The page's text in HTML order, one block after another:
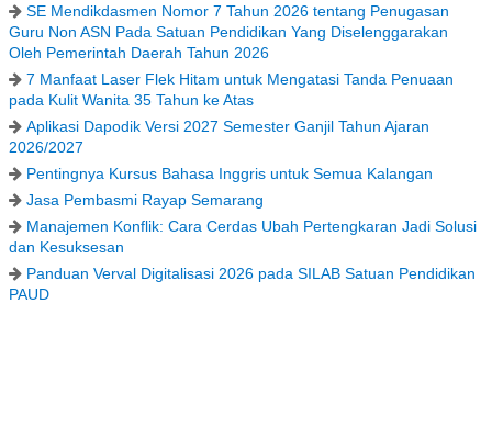
SE Mendikdasmen Nomor 7 Tahun 2026 tentang Penugasan
Guru Non ASN Pada Satuan Pendidikan Yang Diselenggarakan
Oleh Pemerintah Daerah Tahun 2026
7 Manfaat Laser Flek Hitam untuk Mengatasi Tanda Penuaan
pada Kulit Wanita 35 Tahun ke Atas
Aplikasi Dapodik Versi 2027 Semester Ganjil Tahun Ajaran
2026/2027
Pentingnya Kursus Bahasa Inggris untuk Semua Kalangan
Jasa Pembasmi Rayap Semarang
Manajemen Konflik: Cara Cerdas Ubah Pertengkaran Jadi Solusi
dan Kesuksesan
Panduan Verval Digitalisasi 2026 pada SILAB Satuan Pendidikan
PAUD